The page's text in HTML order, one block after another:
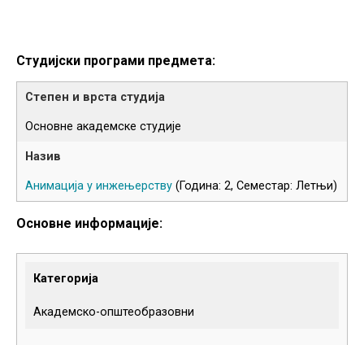
Студијски програми предмета:
Основне академске студије
Анимација у инжењерству (Година: 2, Семестар: Летњи)
Основне информације:
Категорија
Академско-општеобразовни